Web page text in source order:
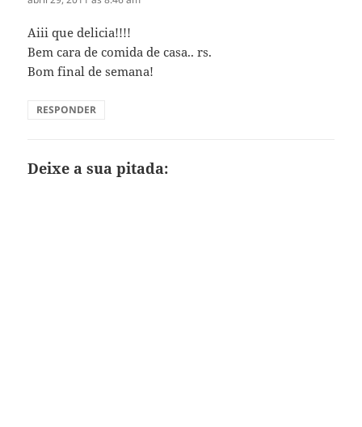
Aiii que delicia!!!!
Bem cara de comida de casa.. rs.
Bom final de semana!
RESPONDER
Deixe a sua pitada: